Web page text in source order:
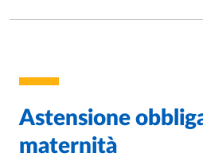
Astensione
maternità